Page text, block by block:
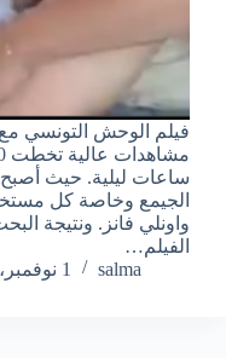
فيلم الوحش التونسي
ساعات ليلية. حيث أصبح
الجيمع وخاصة كل
واونلي فانز. ونتيجة
الفيلم…
salma
1 نوفمبر، 2025